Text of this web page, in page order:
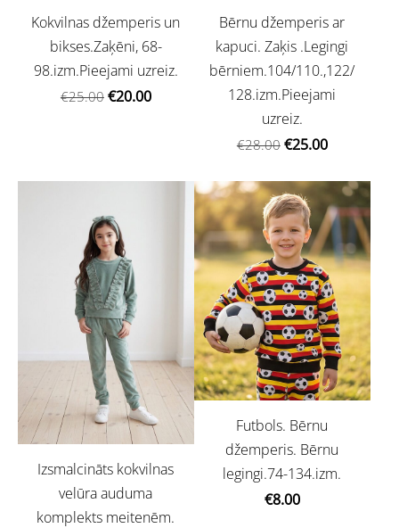
Kokvilnas džemperis un
bikses.Zaķēni, 68-
98.izm.Pieejami uzreiz.
€25.00 €20.00
Bērnu džemperis ar
kapuci. Zaķis .Legingi
bērniem.104/110.,122/
128.izm.Pieejami
uzreiz.
€28.00 €25.00
Izsmalcināts kokvilnas
velūra auduma
komplekts meitenēm.
Futbols. Bērnu
džemperis. Bērnu
legingi.74-134.izm.
€8.00